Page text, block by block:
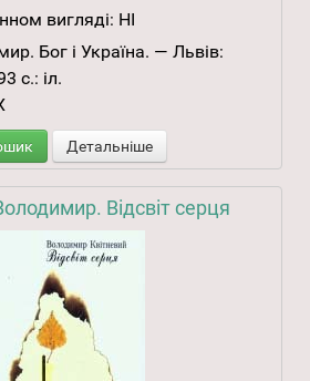
вигляді: НІ
Бог і Україна. — Львів:
с.: іл.
Детальніше
Відсвіт серця